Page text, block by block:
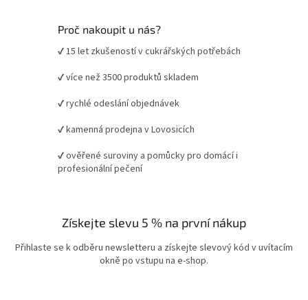
Proč nakoupit u nás?
✔ 15 let zkušeností v cukrářských potřebách
✔ více než 3500 produktů skladem
✔ rychlé odeslání objednávek
✔ kamenná prodejna v Lovosicích
✔ ověřené suroviny a pomůcky pro domácí i
profesionální pečení
Získejte slevu 5 % na první nákup
Přihlaste se k odběru newsletteru a získejte slevový kód v uvítacím
okně po vstupu na e-shop.